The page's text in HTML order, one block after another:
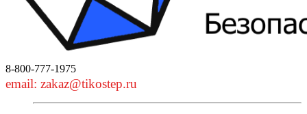
8-800-777-1975
email: zakaz@tikostep.ru